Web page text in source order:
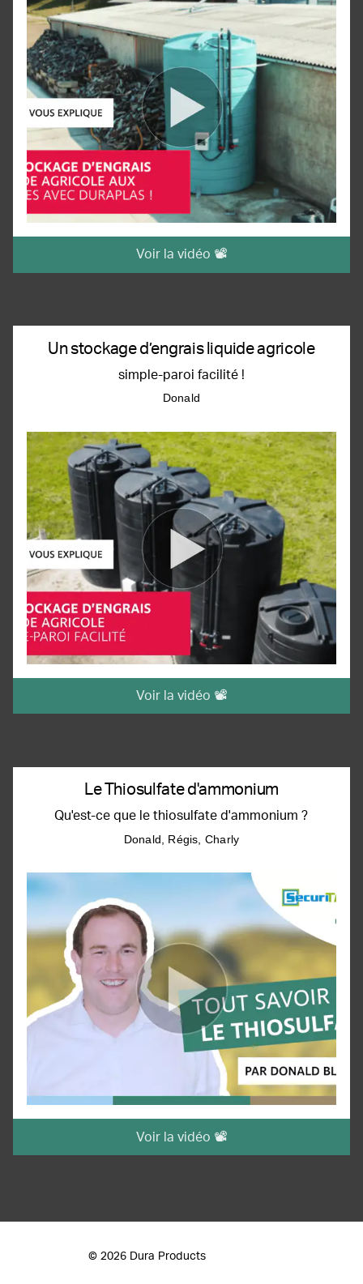
Voir la vidéo 📽️
Un stockage d’engrais liquide agricole
simple-paroi facilité !
Donald
Voir la vidéo 📽️
Le Thiosulfate d'ammonium
Qu'est-ce que le thiosulfate d'ammonium ?
Donald, Régis, Charly
Voir la vidéo 📽️
© 2026 Dura Products